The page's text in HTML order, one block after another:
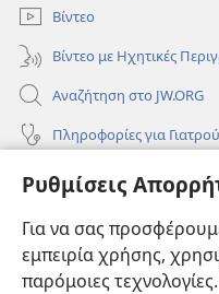
Ρυθμίσεις
Για να σας
εμπειρία χρήσης,
παρόμοιες
Βίντεο
Βίντεο με Ηχητικές
Αναζήτηση στο JW.ORG
Πληροφορίες για
Πληροφορίες για
Συνεισφορές
(ανοίγει